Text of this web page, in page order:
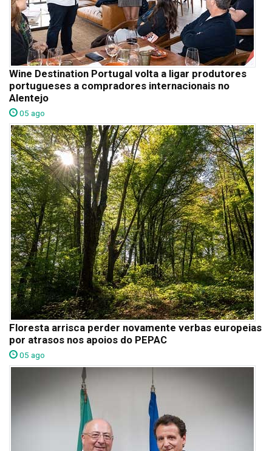
Wine Destination Portugal volta a ligar produtores
portugueses a compradores internacionais no
Alentejo
05 ago
Floresta arrisca perder novamente verbas europeias
por atrasos nos apoios do PEPAC
05 ago